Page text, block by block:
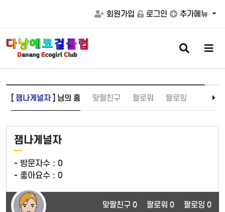
회원가입 로그인 추가메뉴
검
색
버
메
버
[ 잼나게널자] 님의 홈 맞팔친구 팔로워 팔로잉
잼나게널자
- 방문자수 : 0
- 좋아요수 : 0
맞팔친구 0 팔로워 0 팔로잉 0